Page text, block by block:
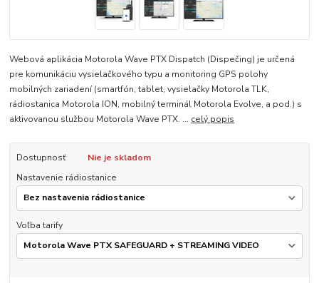
Webová aplikácia Motorola Wave PTX Dispatch (Dispečing) je určená
pre komunikáciu vysielačkového typu a monitoring GPS polohy
mobilných zariadení (smartfón, tablet, vysielačky Motorola TLK,
rádiostanica Motorola ION, mobilný terminál Motorola Evolve, a pod.) s
aktivovanou službou Motorola Wave PTX. ... celý popis
Dostupnosť
Nie je skladom
Nastavenie rádiostanice
Voľba tarify